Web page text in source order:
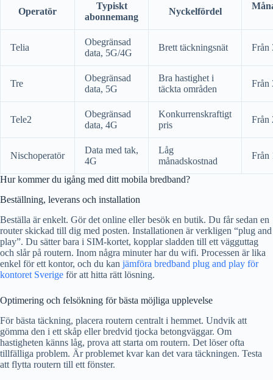
Operatör
Typiskt
abonnemang
Nyckelfördel
Telia
Obegränsad
data, 5G/4G
Brett täckningsnät Från
Tre
Obegränsad
data, 5G
Bra hastighet i
täckta områden
Från
Tele2
Obegränsad
data, 4G
Konkurrenskraftigt
pris
Från
Nischoperatör
Data med tak,
4G
Låg
månadskostnad
Från
Hur kommer du igång med ditt mobila bredband?
Beställning, leverans och installation
Beställa är enkelt. Gör det online eller besök en butik. Du får sedan en
router skickad till dig med posten. Installationen är verkligen “plug and
play”. Du sätter bara i SIM-kortet, kopplar sladden till ett vägguttag
och slår på routern. Inom några minuter har du wifi. Processen är lika
enkel för ett kontor, och du kan jämföra bredband plug and play för
kontoret Sverige för att hitta rätt lösning.
Optimering och felsökning för bästa möjliga upplevelse
För bästa täckning, placera routern centralt i hemmet. Undvik att
gömma den i ett skåp eller bredvid tjocka betongväggar. Om
hastigheten känns låg, prova att starta om routern. Det löser ofta
tillfälliga problem. Är problemet kvar kan det vara täckningen. Testa
att flytta routern till ett fönster.